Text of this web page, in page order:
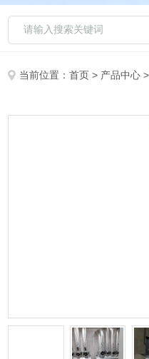
当前位置：首页 > 产品中心